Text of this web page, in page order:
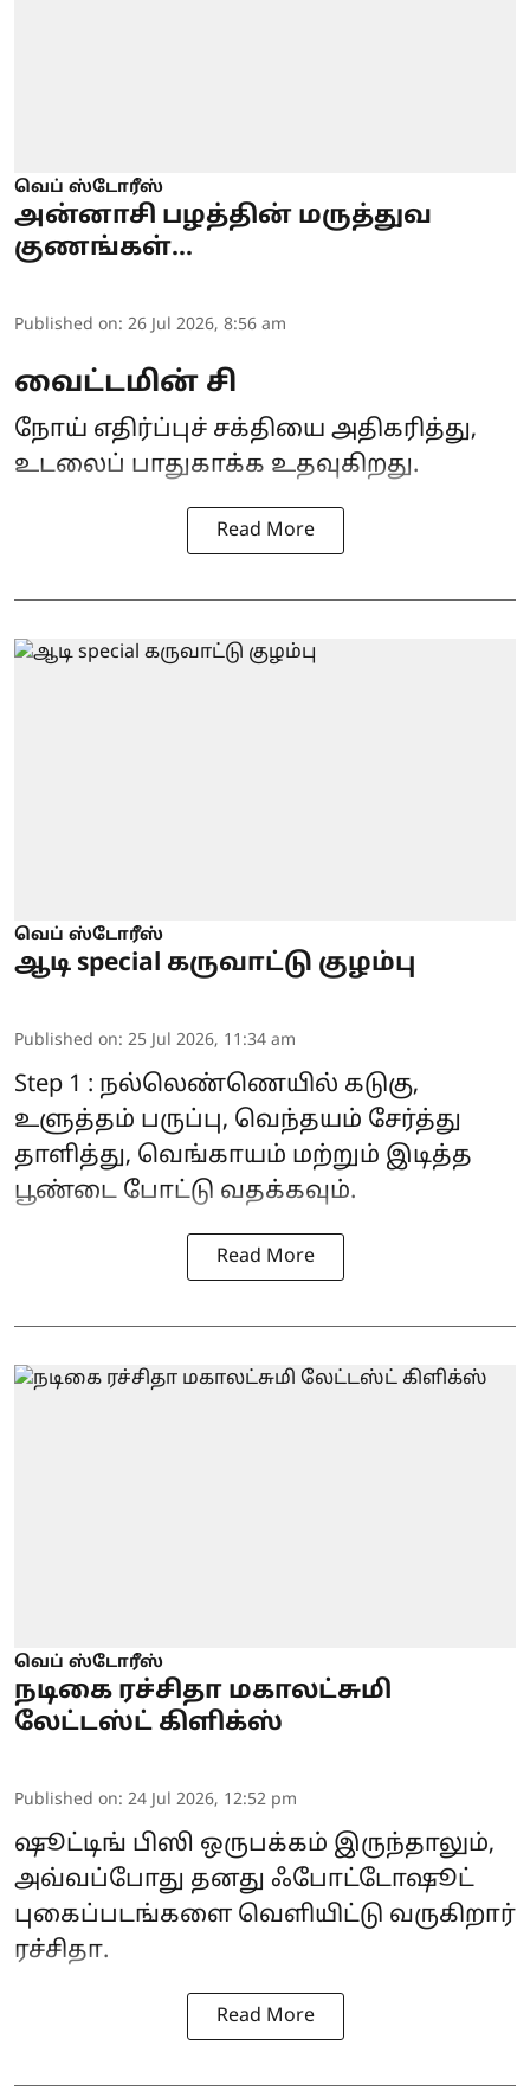
வெப் ஸ்டோரீஸ்
அன்னாசி பழத்தின் மருத்துவ
குணங்கள்...
Published on: 26 Jul 2026, 8:56 am
வைட்டமின் சி
நோய் எதிர்ப்புச் சக்தியை அதிகரித்து,
உடலைப் பாதுகாக்க உதவுகிறது.
Read More
வெப் ஸ்டோரீஸ்
ஆடி special கருவாட்டு குழம்பு
Published on: 25 Jul 2026, 11:34 am
Step 1 : நல்லெண்ணெயில் கடுகு,
உளுத்தம் பருப்பு, வெந்தயம் சேர்த்து
தாளித்து, வெங்காயம் மற்றும் இடித்த
பூண்டை போட்டு வதக்கவும்.
Read More
வெப் ஸ்டோரீஸ்
நடிகை ரச்சிதா மகாலட்சுமி
லேட்டஸ்ட் கிளிக்ஸ்
Published on: 24 Jul 2026, 12:52 pm
ஷூட்டிங் பிஸி ஒருபக்கம் இருந்தாலும்,
அவ்வப்போது தனது ஃபோட்டோஷூட்
புகைப்படங்களை வெளியிட்டு வருகிறார்
ரச்சிதா.
Read More